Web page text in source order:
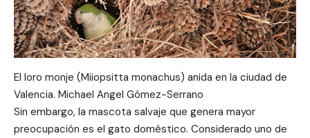
El loro monje (Miiopsitta monachus) anida en la ciudad de
Valencia. Michael Angel Gómez-Serrano
Sin embargo, la mascota salvaje que genera mayor
preocupación es el gato doméstico. Considerado uno de